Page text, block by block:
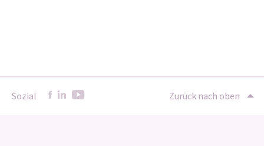
Sozial Zurück nach oben